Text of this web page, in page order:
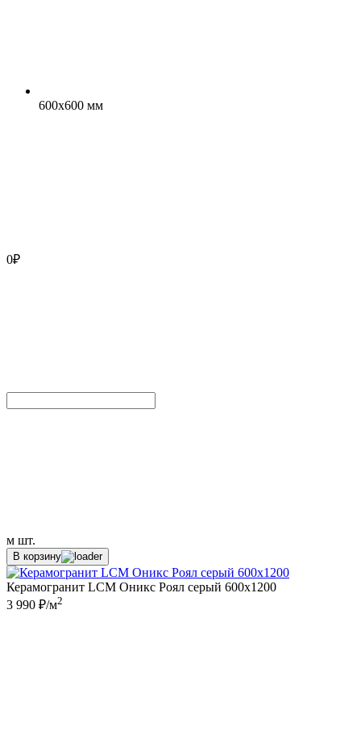
600x600 мм
0₽
м шт.
В корзину
Керамогранит LCM Оникс Роял серый 600x1200
3 990 ₽/м2